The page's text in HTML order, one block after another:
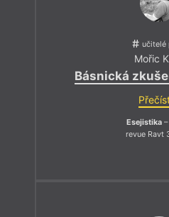
učitelé
Mořic
Básnická
Esejistika–
revue Ravt